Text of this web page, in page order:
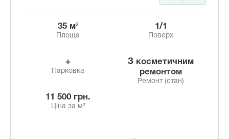
35 м²
Площа
1/1
Поверх
+
Парковка
з косметичним
ремонтом
Ремонт (стан)
11 500 грн.
Ціна за м²